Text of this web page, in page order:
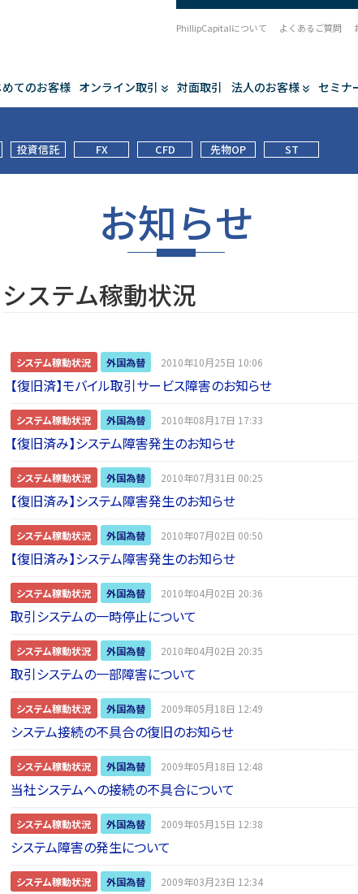
てのお客様 オンライン取引 対面取引 法人のお客様 セミナ
PhillipCapitalについて よくあるご質問
投資信託 FX CFD 先物OP ST
お知らせ
システム稼動状況
システム稼動状況 外国為替 2010年10月25日 10:06
【復旧済】モバイル取引サービス障害のお知らせ
システム稼動状況 外国為替 2010年08月17日 17:33
【復旧済み】システム障害発生のお知らせ
システム稼動状況 外国為替 2010年07月31日 00:25
【復旧済み】システム障害発生のお知らせ
システム稼動状況 外国為替 2010年07月02日 00:50
【復旧済み】システム障害発生のお知らせ
システム稼動状況 外国為替 2010年04月02日 20:36
取引システムの一時停止について
システム稼動状況 外国為替 2010年04月02日 20:35
取引システムの一部障害について
システム稼動状況 外国為替 2009年05月18日 12:49
システム接続の不具合の復旧のお知らせ
システム稼動状況 外国為替 2009年05月18日 12:48
当社システムへの接続の不具合について
システム稼動状況 外国為替 2009年05月15日 12:38
システム障害の発生について
システム稼動状況 外国為替 2009年03月23日 12:34